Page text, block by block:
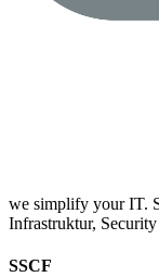
we simplify your IT.
Infrastruktur,
SSCF